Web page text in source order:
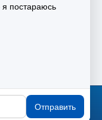
я постараюсь
Отправить